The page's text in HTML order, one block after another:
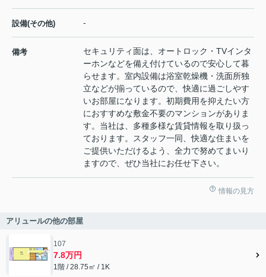
設備(その他) -
備考
セキュリティ面は、オートロック・TVインタ
ーホンなどを備え付けているので安心して暮
らせます。室内設備は浴室乾燥機・洗面所独
立などが揃っているので、快適に過ごしやす
いお部屋になります。初期費用を抑えたい方
におすすめな敷金不要のマンションがありま
す。当社は、多種多様な賃貸情報を取り扱っ
ております。スタッフ一同、快適な住まいを
ご提供いただけるよう、全力で努めてまいり
ますので、ぜひ当社にお任せ下さい。
情報の見方
アリュールの他の部屋
107
7.8万円
1階 / 28.75㎡ / 1K